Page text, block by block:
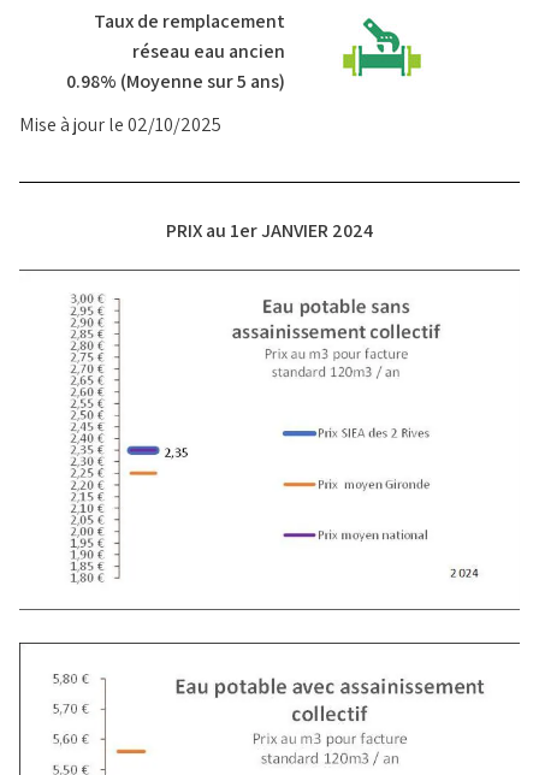
Taux de remplacement
réseau eau ancien
0.98% (Moyenne sur 5 ans)
Mise à jour le 02/10/2025
PRIX au 1er JANVIER 2024